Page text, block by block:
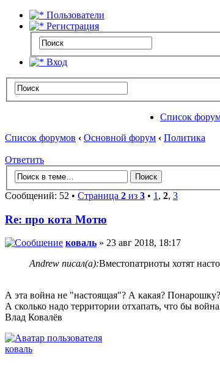
Пользователи
Регистрация
Вход
Список
Список форумов ‹ Основной форум ‹ Политика
Ответить
Сообщений: 52 • Страница 2 из 3 • 1 , 2, 3
Re: про кота Мотю
коваль » 23 авг 2018, 18:17
Andrew писал(а):Вместопатриоты хотят
А эта война не "настоящая"? А какая? Понарошку?
А сколько надо территории отхапать, что бы
Влад Ковалёв
коваль